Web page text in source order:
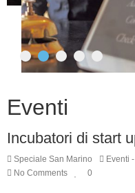
Eventi
Incubatori di start
Speciale San Marino Eventi -
No Comments
0